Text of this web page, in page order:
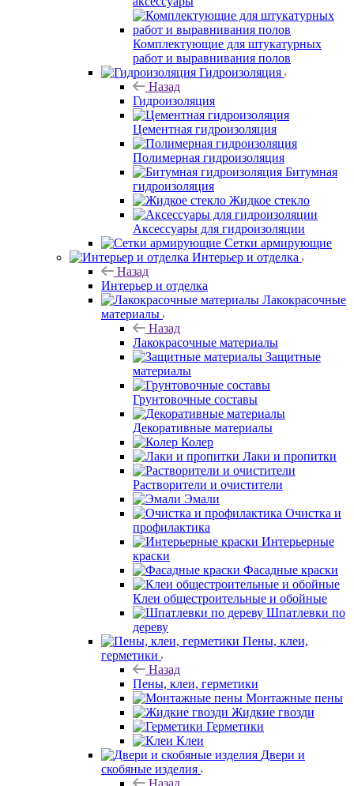
Комплектующие для штукатурных
работ и выравнивания полов
Гидроизоляция
Назад
Гидроизоляция
Цементная гидроизоляция
Полимерная гидроизоляция
Битумная
гидроизоляция
Жидкое стекло
Аксессуары для гидроизоляции
Сетки армирующие
Интерьер и отделка
Назад
Интерьер и отделка
Лакокрасочные
материалы
Назад
Лакокрасочные материалы
Защитные
материалы
Грунтовочные составы
Декоративные материалы
Колер
Лаки и пропитки
Растворители и очистители
Эмали
Очистка и
профилактика
Интерьерные
краски
Фасадные краски
Клеи общестроительные и обойные
Шпатлевки по
дереву
Пены, клеи,
герметики
Назад
Пены, клеи, герметики
Монтажные пены
Жидкие гвозди
Герметики
Клеи
Двери и
скобяные изделия
Назад